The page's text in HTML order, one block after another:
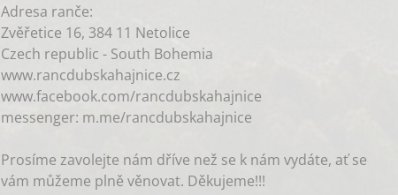
Adresa ranče:
Zvěřetice 16, 384 11 Netolice
Czech republic - South Bohemia
www.rancdubskahajnice.cz
www.facebook.com/rancdubskahajnice
messenger: m.me/rancdubskahajnice
Prosíme zavolejte nám dříve než se k nám vydáte, ať se
vám můžeme plně věnovat. Děkujeme!!!